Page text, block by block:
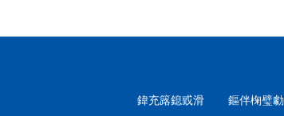
鍏充簬鎴戜滑 鏂伴椈璧